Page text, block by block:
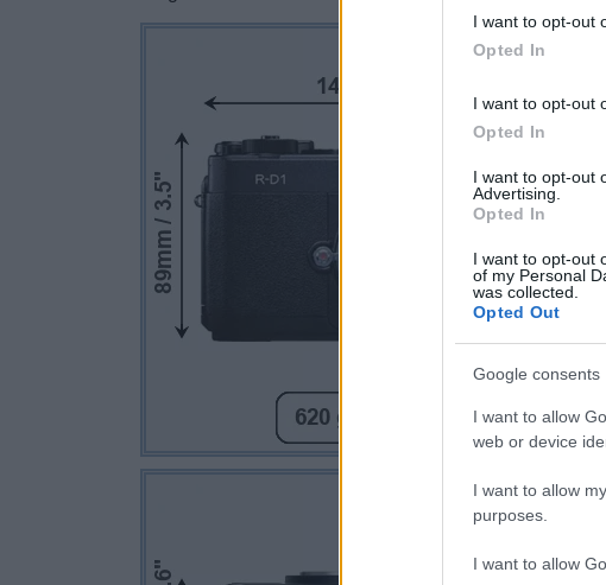
I want to opt-out
Opted In
I want to opt-out
Opted In
I want to opt-out
Advertising.
Opted In
I want to opt-out
of my Personal
was collected.
Opted Out
Google consents
I want to allow
web or device
I want to allow
purposes.
I want to allow